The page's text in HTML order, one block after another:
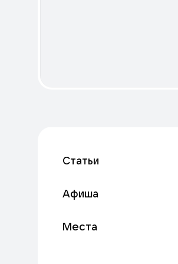
Статьи
Афиша
Места